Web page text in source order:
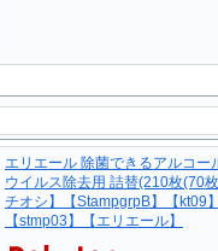
エリエール 除菌できるアルコー
ウイルス除去用 詰替(210枚(70
チオシ】【StampgrpB】【kt09
【stmp03】【エリエール】